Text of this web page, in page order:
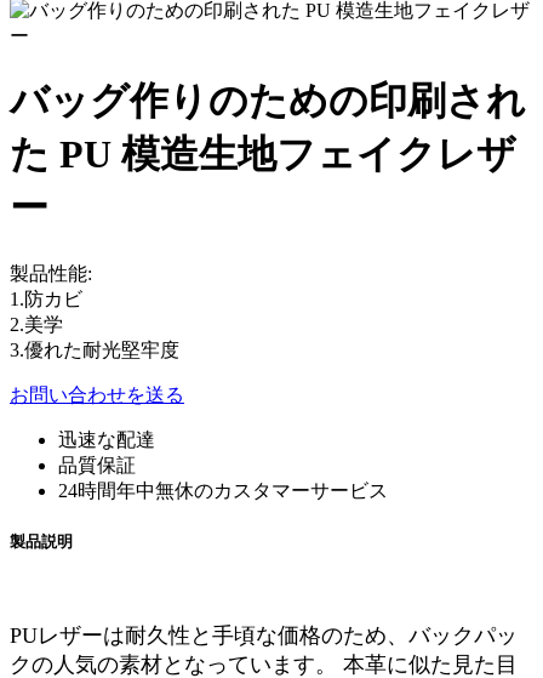
バッグ作りのための印刷され
た PU 模造生地フェイクレザ
ー
製品性能:
1.防カビ
2.美学
3.優れた耐光堅牢度
お問い合わせを送る
迅速な配達
品質保証
24時間年中無休のカスタマーサービス
製品説明
PUレザーは耐久性と手頃な価格のため、バックパッ
クの人気の素材となっています。 本革に似た見た目